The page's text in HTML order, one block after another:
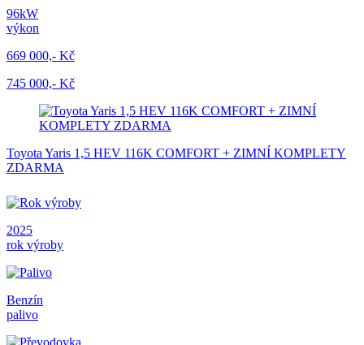
96kW
výkon
669 000,- Kč
745 000,- Kč
Toyota Yaris 1,5 HEV 116K COMFORT + ZIMNÍ KOMPLETY
ZDARMA
2025
rok výroby
Benzín
palivo